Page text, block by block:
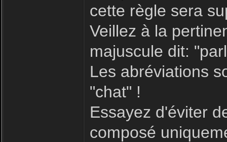
cette règle sera
Veillez à la
majuscule dit:
Les abréviations
"chat" !
Essayez d'éviter
composé